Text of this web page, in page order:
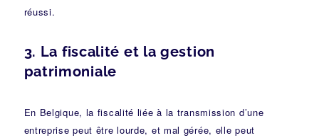
réussi.
3. La fiscalité et la gestion
patrimoniale
En Belgique, la fiscalité liée à la transmission d’une
entreprise peut être lourde, et mal gérée, elle peut